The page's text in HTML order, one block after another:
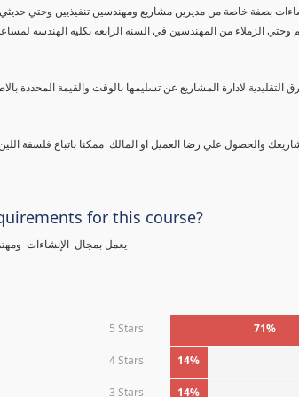
وحتي الزملاء من المهندسين في السنه الرابعه بكليه الهندسه
for this course?
5 Stars 71%
4 Stars 14%
3 Stars 14%